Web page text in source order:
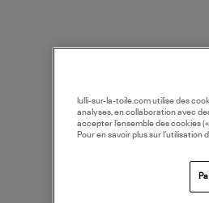
lulli-sur-la-toile.com utilise des
analyses, en collaboration avec
accepter l’ensemble des cookies
Pour en savoir plus sur l’utilisation